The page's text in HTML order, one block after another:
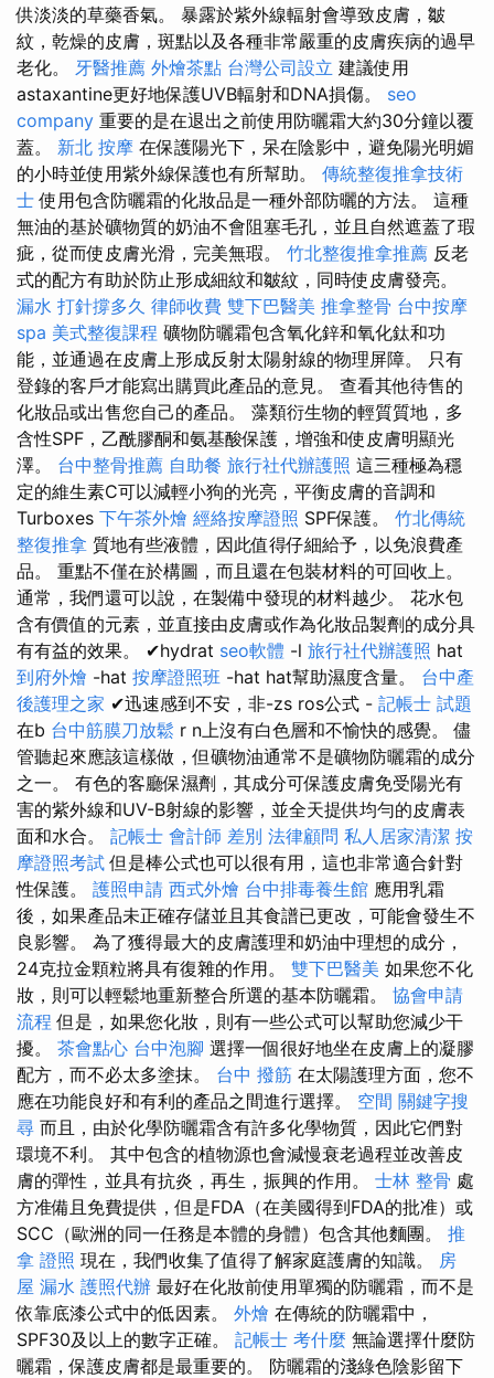
供淡淡的草藥香氣。 暴露於紫外線輻射會導致皮膚，皺
紋，乾燥的皮膚，斑點以及各種非常嚴重的皮膚疾病的過早
老化。 牙醫推薦 外燴茶點 台灣公司設立 建議使用
astaxantine更好地保護UVB輻射和DNA損傷。 seo
company 重要的是在退出之前使用防曬霜大約30分鐘以覆
蓋。 新北 按摩 在保護陽光下，呆在陰影中，避免陽光明媚
的小時並使用紫外線保護也有所幫助。 傳統整復推拿技術
士 使用包含防曬霜的化妝品是一種外部防曬的方法。 這種
無油的基於礦物質的奶油不會阻塞毛孔，並且自然遮蓋了瑕
疵，從而使皮膚光滑，完美無瑕。 竹北整復推拿推薦 反老
式的配方有助於防止形成細紋和皺紋，同時使皮膚發亮。
漏水 打針撐多久 律師收費 雙下巴醫美 推拿整骨 台中按摩
spa 美式整復課程 礦物防曬霜包含氧化鋅和氧化鈦和功
能，並通過在皮膚上形成反射太陽射線的物理屏障。 只有
登錄的客戶才能寫出購買此產品的意見。 查看其他待售的
化妝品或出售您自己的產品。 藻類衍生物的輕質質地，多
含性SPF，乙酰膠酮和氨基酸保護，增強和使皮膚明顯光
澤。 台中整骨推薦 自助餐 旅行社代辦護照 這三種極為穩
定的維生素C可以減輕小狗的光亮，平衡皮膚的音調和
Turboxes 下午茶外燴 經絡按摩證照 SPF保護。 竹北傳統
整復推拿 質地有些液體，因此值得仔細給予，以免浪費產
品。 重點不僅在於構圖，而且還在包裝材料的可回收上。
通常，我們還可以說，在製備中發現的材料越少。 花水包
含有價值的元素，並直接由皮膚或作為化妝品製劑的成分具
有有益的效果。 ✔hydrat seo軟體 -l 旅行社代辦護照 hat
到府外燴 -hat 按摩證照班 -hat hat幫助濕度含量。 台中產
後護理之家 ✔迅速感到不安，非-zs ros公式 - 記帳士 試題
在b 台中筋膜刀放鬆 r n上沒有白色層和不愉快的感覺。 儘
管聽起來應該這樣做，但礦物油通常不是礦物防曬霜的成分
之一。 有色的客廳保濕劑，其成分可保護皮膚免受陽光有
害的紫外線和UV-B射線的影響，並全天提供均勻的皮膚表
面和水合。 記帳士 會計師 差別 法律顧問 私人居家清潔 按
摩證照考試 但是棒公式也可以很有用，這也非常適合針對
性保護。 護照申請 西式外燴 台中排毒養生館 應用乳霜
後，如果產品未正確存儲並且其食譜已更改，可能會發生不
良影響。 為了獲得最大的皮膚護理和奶油中理想的成分，
24克拉金顆粒將具有復雜的作用。 雙下巴醫美 如果您不化
妝，則可以輕鬆地重新整合所選的基本防曬霜。 協會申請
流程 但是，如果您化妝，則有一些公式可以幫助您減少干
擾。 茶會點心 台中泡腳 選擇一個很好地坐在皮膚上的凝膠
配方，而不必太多塗抹。 台中 撥筋 在太陽護理方面，您不
應在功能良好和有利的產品之間進行選擇。 空間 關鍵字搜
尋 而且，由於化學防曬霜含有許多化學物質，因此它們對
環境不利。 其中包含的植物源也會減慢衰老過程並改善皮
膚的彈性，並具有抗炎，再生，振興的作用。 士林 整骨 處
方准備且免費提供，但是FDA（在美國得到FDA的批准）或
SCC（歐洲的同一任務是本體的身體）包含其他麵團。 推
拿 證照 現在，我們收集了值得了解家庭護膚的知識。 房
屋 漏水 護照代辦 最好在化妝前使用單獨的防曬霜，而不是
依靠底漆公式中的低因素。 外燴 在傳統的防曬霜中，
SPF30及以上的數字正確。 記帳士 考什麼 無論選擇什麼防
曬霜，保護皮膚都是最重要的。 防曬霜的淺綠色陰影留下